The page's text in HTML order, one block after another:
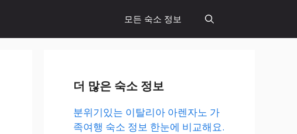
모든 숙소 정보
더 많은 숙소 정보
분위기있는 이탈리아 아렌자노 가
족여행 숙소 정보 한눈에 비교해요.